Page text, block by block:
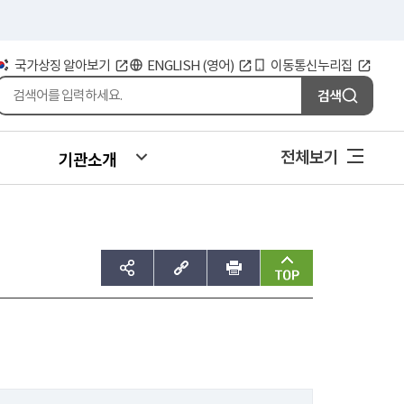
국가상징 알아보기 ENGLISH (영어) 이동통신누리집
검색
기관소개 전체보기
sns공유하기 주소복사 인쇄 맨위로